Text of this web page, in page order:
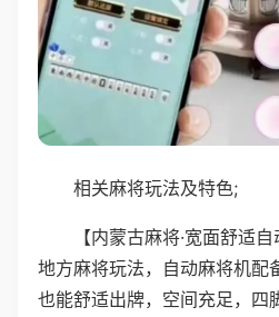
相关麻将玩法及特色;
【内蒙古麻将·宽面舒适
地方麻将玩法，自动麻将机配
也能舒适出牌，空间充足，四